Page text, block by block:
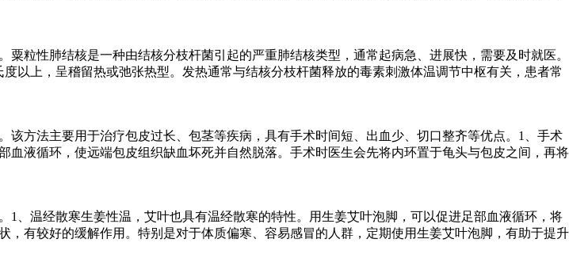
粒性肺结核是一种由结核分枝杆菌引起的严重肺结核类型，通常起病急、进展快，需要及时就医。
以上，呈稽留热或弛张热型。发热通常与结核分枝杆菌释放的毒素刺激体温调节中枢有关，患者常
方法主要用于治疗包皮过长、包茎等疾病，具有手术时间短、出血少、切口整齐等优点。1、手术
液循环，使远端包皮组织缺血坏死并自然脱落。手术时医生会先将内环置于龟头与包皮之间，再将
、温经散寒生姜性温，艾叶也具有温经散寒的特性。用生姜艾叶泡脚，可以促进足部血液循环，将
有较好的缓解作用。特别是对于体质偏寒、容易感冒的人群，定期使用生姜艾叶泡脚，有助于提升